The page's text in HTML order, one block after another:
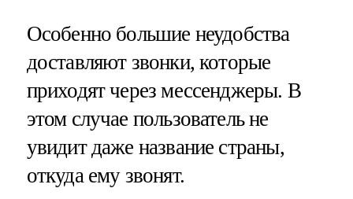
Особенно большие неудобства
доставляют звонки, которые
приходят через мессенджеры. В
этом случае пользователь не
увидит даже название страны,
откуда ему звонят.